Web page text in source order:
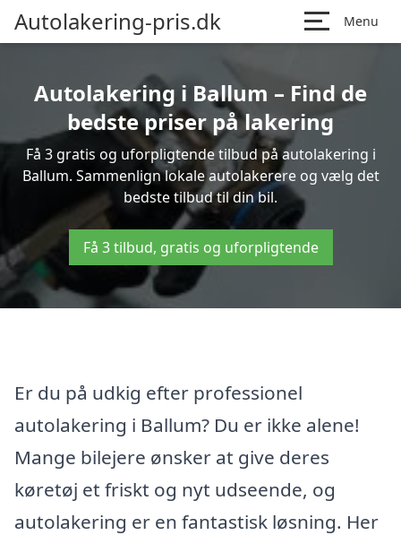
Autolakering-pris.dk Menu
Autolakering i Ballum – Find de
bedste priser på lakering
Få 3 gratis og uforpligtende tilbud på autolakering i
Ballum. Sammenlign lokale autolakerere og vælg det
bedste tilbud til din bil.
Få 3 tilbud, gratis og uforpligtende
Er du på udkig efter professionel
autolakering i Ballum? Du er ikke alene!
Mange bilejere ønsker at give deres
køretøj et friskt og nyt udseende, og
autolakering er en fantastisk løsning. Her